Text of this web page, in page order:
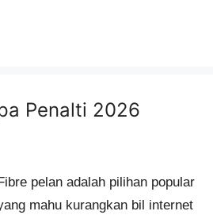
Penalti 2026
pelan adalah pilihan popular
mahu kurangkan bil internet